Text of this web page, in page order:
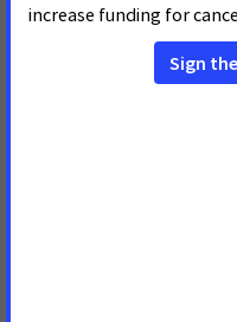
Albany, New York –
and survivors are
annual Great